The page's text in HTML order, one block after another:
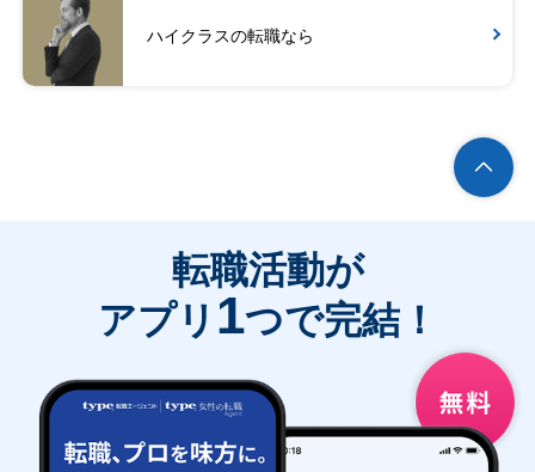
ハイクラスの転職なら
転職活動が
アプリ 1つで完結！